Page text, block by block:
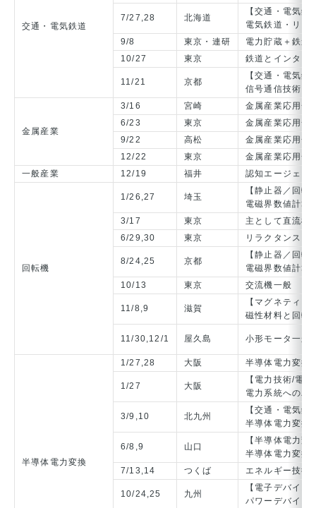
交通・電気鉄道
7/27,28 北海道
【交通・電気
電気鉄道・リニ
9/8
東京・連研
電力貯蔵＋鉄道
10/27
東京 鉄道とインター
11/21 京都
【交通・電気
信号通信技術＋
金属産業
3/16 宮崎
金属産業応用一
6/23
東京
金属産業応用一
9/22
高松
金属産業応用一
12/22
東京
金属産業応用一
一般産業
12/19 福井 認知エージェン
回転機
1/26,27 埼玉
【静止器／回転
電磁界数値計算
3/17
東京
主として直流機
6/29,30
東京 リラクタンスト
8/24,25 京都
【静止器／回転
電磁界数値計算
10/13
東京 交流機一般
11/8,9 滋賀
【マグネティ
磁性材料と回転
11/30,12/1 屋久島 小形モータ一般
半導体電力変換
1/27,28 大阪 半導体電力変換
1/27 大阪
【電力技術/電
電力系統へのパ
3/9,10 北九州
【交通・電気
半導体電力変換
6/8,9 山口
【半導体電力
半導体電力変換
7/13,14
つくば エネルギー技術
10/24,25 九州
【電子デバイ
パワーデバイス